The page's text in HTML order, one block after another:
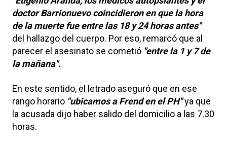
doctor Barrionuevo coincidieron en que la hora
de la muerte fue entre las 18 y 24 horas antes"
del hallazgo del cuerpo. Por eso, remarcó que al
parecer el asesinato se cometió "entre la 1 y 7 de
la mañana".
En este sentido, el letrado aseguró que en ese
rango horario "ubicamos a Frend en el PH"ya que
la acusada dijo haber salido del domicilio a las 7.30
horas.